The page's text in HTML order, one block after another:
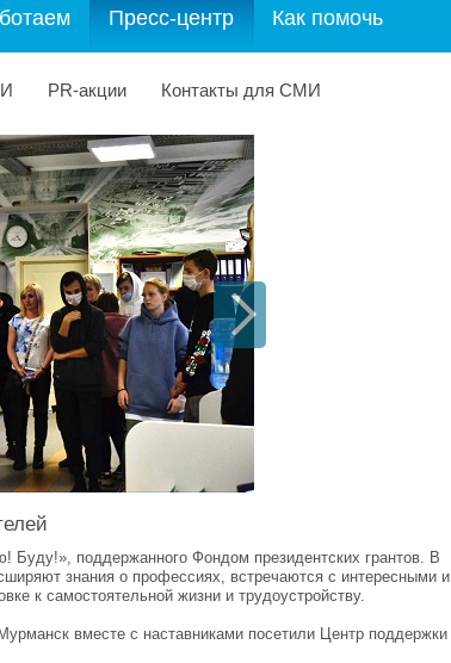
Пресс-центр Как помочь
PR-акции Контакты для СМИ
Буду!», поддержанного Фондом президентских грантов. В
знания о профессиях, встречаются с интересными и
к самостоятельной жизни и трудоустройству.
вместе с наставниками посетили Центр поддержки